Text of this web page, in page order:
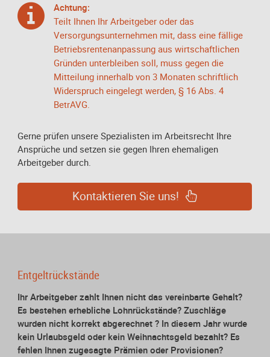
Achtung:
Teilt Ihnen Ihr Arbeitgeber oder das
Versorgungsunternehmen mit, dass eine fällige
Betriebsrentenanpassung aus wirtschaftlichen
Gründen unterbleiben soll, muss gegen die
Mitteilung innerhalb von 3 Monaten schriftlich
Widerspruch eingelegt werden, § 16 Abs. 4
BetrAVG.
Gerne prüfen unsere Spezialisten im Arbeitsrecht Ihre
Ansprüche und setzen sie gegen Ihren ehemaligen
Arbeitgeber durch.
Kontaktieren Sie uns!
Entgeltrückstände
Ihr Arbeitgeber zahlt Ihnen nicht das vereinbarte Gehalt?
Es bestehen erhebliche Lohnrückstände? Zuschläge
wurden nicht korrekt abgerechnet ? In diesem Jahr wurde
kein Urlaubsgeld oder kein Weihnachtsgeld bezahlt? Es
fehlen Ihnen zugesagte Prämien oder Provisionen?